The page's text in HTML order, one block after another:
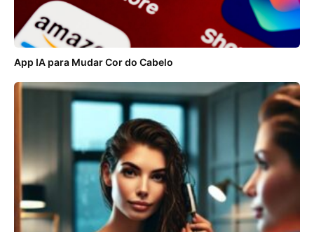
App IA para Mudar Cor do Cabelo